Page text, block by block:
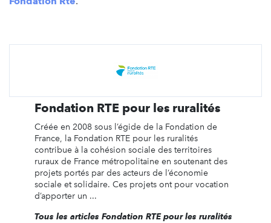
Fondation RTE pour les ruralités
Créée en 2008 sous l’égide de la Fondation de
France, la Fondation RTE pour les ruralités
contribue à la cohésion sociale des territoires
ruraux de France métropolitaine en soutenant des
projets portés par des acteurs de l’économie
sociale et solidaire. Ces projets ont pour vocation
d’apporter un ...
Tous les articles Fondation RTE pour les ruralités